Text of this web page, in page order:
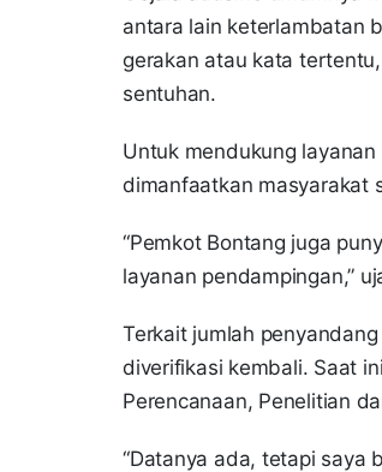
antara lain keterlambatan
gerakan atau kata
sentuhan.
Untuk mendukung
dimanfaatkan masyarakat
“Pemkot Bontang juga
layanan pendampingan,”
Terkait jumlah
diverifikasi kembali. Saat
Perencanaan, Penelitian
“Datanya ada, tetapi saya